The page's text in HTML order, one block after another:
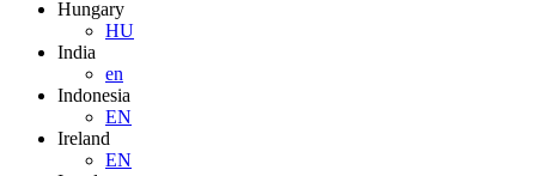
Hungary
HU
India
en
Indonesia
EN
Ireland
EN